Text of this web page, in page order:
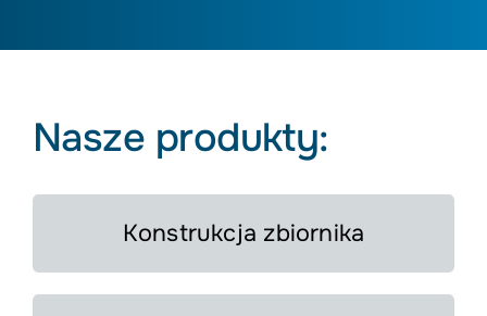
Nasze produkty:
Konstrukcja zbiornika